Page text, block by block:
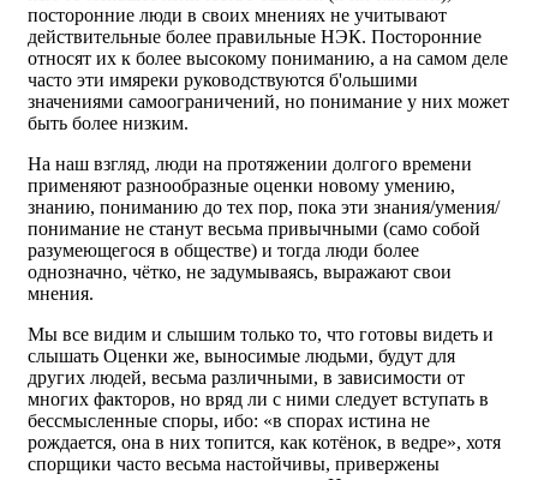
посторонние люди в своих мнениях не учитывают
действительные более правильные НЭК. Посторонние
относят их к более высокому пониманию, а на самом деле
часто эти имяреки руководствуются б'ольшими
значениями самоограничений, но понимание у них может
быть более низким.
На наш взгляд, люди на протяжении долгого времени
применяют разнообразные оценки новому умению,
знанию, пониманию до тех пор, пока эти знания/умения/
понимание не станут весьма привычными (само собой
разумеющегося в обществе) и тогда люди более
однозначно, чётко, не задумываясь, выражают свои
мнения.
Мы все видим и слышим только то, что готовы видеть и
слышать Оценки же, выносимые людьми, будут для
других людей, весьма различными, в зависимости от
многих факторов, но вряд ли с ними следует вступать в
бессмысленные споры, ибо: «в спорах истина не
рождается, она в них топится, как котёнок, в ведре», хотя
спорщики часто весьма настойчивы, привержены